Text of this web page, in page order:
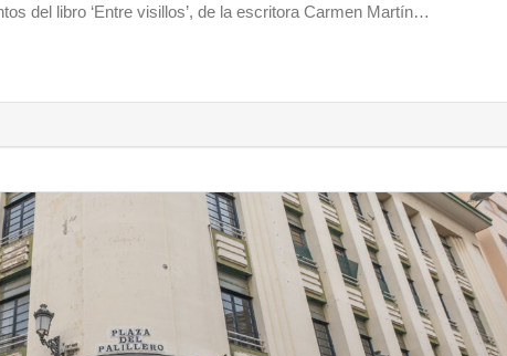
del libro ‘Entre visillos’, de la escritora Carmen Martín…